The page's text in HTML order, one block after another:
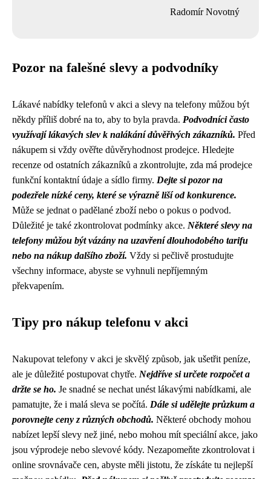
Radomír Novotný
Pozor na falešné slevy a podvodníky
Lákavé nabídky telefonů v akci a slevy na telefony můžou být
někdy příliš dobré na to, aby to byla pravda. Podvodníci často
využívají lákavých slev k nalákání důvěřivých zákazníků. Před
nákupem si vždy ověřte důvěryhodnost prodejce. Hledejte
recenze od ostatních zákazníků a zkontrolujte, zda má prodejce
funkční kontaktní údaje a sídlo firmy. Dejte si pozor na
podezřele nízké ceny, které se výrazně liší od konkurence.
Může se jednat o padělané zboží nebo o pokus o podvod.
Důležité je také zkontrolovat podmínky akce. Některé slevy na
telefony můžou být vázány na uzavření dlouhodobého tarifu
nebo na nákup dalšího zboží. Vždy si pečlivě prostudujte
všechny informace, abyste se vyhnuli nepříjemným
překvapením.
Tipy pro nákup telefonu v akci
Nakupovat telefony v akci je skvělý způsob, jak ušetřit peníze,
ale je důležité postupovat chytře. Nejdříve si určete rozpočet a
držte se ho. Je snadné se nechat unést lákavými nabídkami, ale
pamatujte, že i malá sleva se počítá. Dále si udělejte průzkum a
porovnejte ceny z různých obchodů. Některé obchody mohou
nabízet lepší slevy než jiné, nebo mohou mít speciální akce, jako
jsou výprodeje nebo slevové kódy. Nezapomeňte zkontrolovat i
online srovnávače cen, abyste měli jistotu, že získáte tu nejlepší